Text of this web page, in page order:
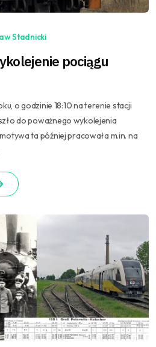
Stadnicki
pociągu
o godzinie 18:10 na terenie stacji
do poważnego wykolejenia
ta później pracowała m.in. na